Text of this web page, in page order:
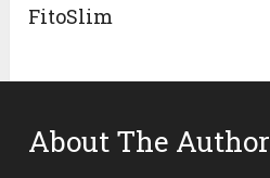
FitoSlim
About The Author